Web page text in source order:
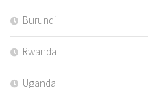
Burundi
Rwanda
Uganda